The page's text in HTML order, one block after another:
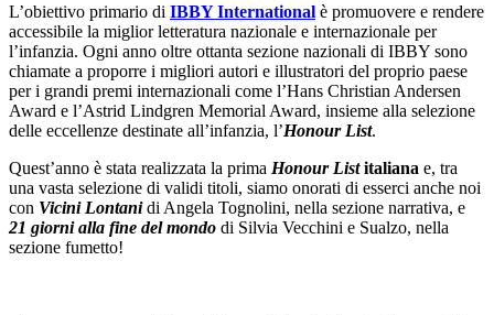
L’obiettivo primario di IBBY International è promuovere e rendere
accessibile la miglior letteratura nazionale e internazionale per
l’infanzia. Ogni anno oltre ottanta sezione nazionali di IBBY sono
chiamate a proporre i migliori autori e illustratori del proprio paese
per i grandi premi internazionali come l’Hans Christian Andersen
Award e l’Astrid Lindgren Memorial Award, insieme alla selezione
delle eccellenze destinate all’infanzia, l’Honour List.
Quest’anno è stata realizzata la prima Honour Listitaliana e, tra
una vasta selezione di validi titoli, siamo onorati di esserci anche noi
con Vicini Lontanidi Angela Tognolini, nella sezione narrativa, e
21 giorni alla fine del mondo di Silvia Vecchini e Sualzo, nella
sezione fumetto!